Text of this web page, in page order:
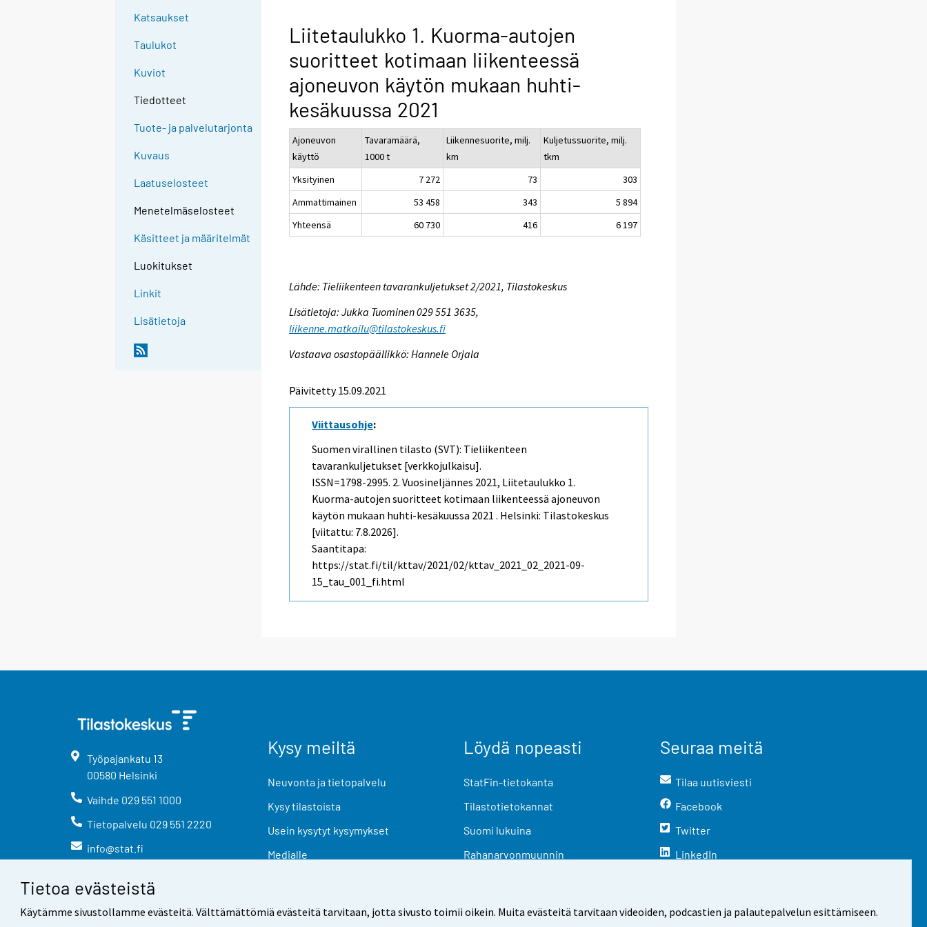
Tietoa evästeistä
Käytämme sivustollamme evästeitä. Välttämättömiä evästeitä tarvitaan, jotta sivusto toimii oikein. Muita evästeitä tarvitaan videoiden, podcastien ja palautepalvelun esittämiseen.
Katsaukset
Taulukot
Kuviot
Tiedotteet
Tuote- ja palvelutarjonta
Kuvaus
Laatuselosteet
Menetelmäselosteet
Käsitteet ja määritelmät
Luokitukset
Linkit
Lisätietoja
Liitetaulukko 1. Kuorma-autojen
suoritteet kotimaan liikenteessä
ajoneuvon käytön mukaan huhti-
kesäkuussa 2021
Ajoneuvon
käyttö
Tavaramäärä,
1000 t
Liikennesuorite, milj.
km
Kuljetussuorite, milj.
tkm
Yksityinen
7 272 73
303
Ammattimainen
53 458 343
5 894
Yhteensä
60 730 416 6 197
Lähde: Tieliikenteen tavarankuljetukset 2/2021, Tilastokeskus
Lisätietoja: Jukka Tuominen 029 551 3635,
liikenne.matkailu@tilastokeskus.fi
Vastaava osastopäällikkö: Hannele Orjala
Päivitetty 15.09.2021
Viittausohje:
Suomen virallinen tilasto (SVT): Tieliikenteen
tavarankuljetukset [verkkojulkaisu].
ISSN=1798-2995. 2. Vuosineljännes 2021, Liitetaulukko 1.
Kuorma-autojen suoritteet kotimaan liikenteessä ajoneuvon
käytön mukaan huhti-kesäkuussa 2021 . Helsinki: Tilastokeskus
[viitattu: 7.8.2026].
Saantitapa:
https://stat.fi/til/kttav/2021/02/kttav_2021_02_2021-09-
15_tau_001_fi.html
Työpajankatu 13
00580 Helsinki
Vaihde 029 551 1000
Tietopalvelu 029 551 2220
info@stat.fi
Kysy meiltä
Neuvonta ja tietopalvelu
Kysy tilastoista
Usein kysytyt kysymykset
Medialle
Löydä nopeasti
StatFin-tietokanta
Tilastotietokannat
Suomi lukuina
Rahanarvonmuunnin
Seuraa meitä
Tilaa uutisviesti
Facebook
Twitter
LinkedIn